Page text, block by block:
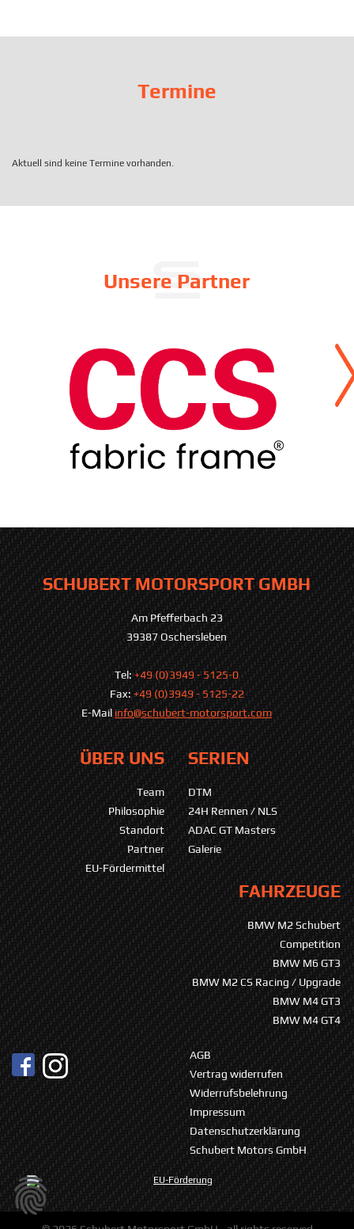
Termine
Aktuell sind keine Termine vorhanden.
Unsere Partner
SCHUBERT MOTORSPORT GMBH
Am Pfefferbach 23
39387 Oschersleben
Tel: +49 (0)3949 - 5125-0
Fax: +49 (0)3949 - 5125-22
E-Mail info@schubert-motorsport.com
ÜBER UNS
Team
Philosophie
Standort
Partner
EU-Fördermittel
SERIEN
DTM
24H Rennen / NLS
ADAC GT Masters
Galerie
FAHRZEUGE
BMW M2 Schubert
Competition
BMW M6 GT3
BMW M2 CS Racing / Upgrade
BMW M4 GT3
BMW M4 GT4
AGB
Vertrag widerrufen
Widerrufsbelehrung
Impressum
Datenschutzerklärung
Schubert Motors GmbH